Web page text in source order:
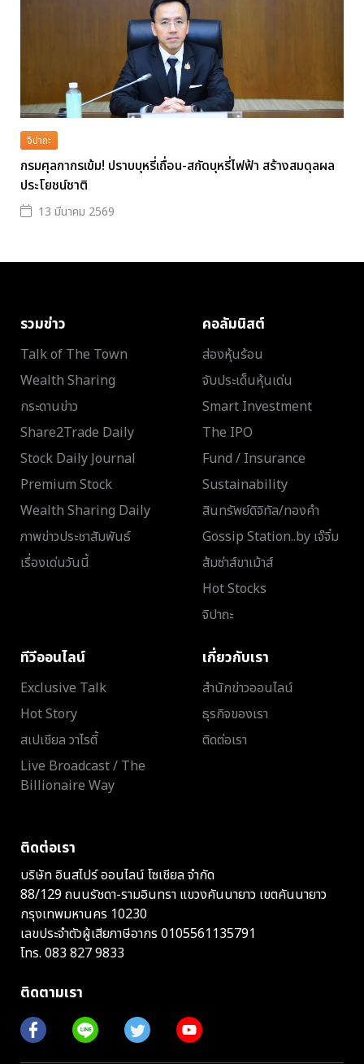
จิปาถะ
กรมศุลกากรเข้ม! ปราบบุหรี่เถื่อน-สกัดบุหรี่ไฟฟ้า สร้างสมดุลผล
ประโยชน์ชาติ
13 มีนาคม 2569
รวมข่าว
Talk of The Town
Wealth Sharing
กระดานข่าว
Share2Trade Daily
Stock Daily Journal
Premium Stock
Wealth Sharing Daily
ภาพข่าวประชาสัมพันธ์
เรื่องเด่นวันนี้
คอลัมนิสต์
ส่องหุ้นร้อน
จับประเด็นหุ้นเด่น
Smart Investment
The IPO
Fund / Insurance
Sustainability
สินทรัพย์ดิจิทัล/ทองคำ
Gossip Station..by เจ๊จิ๋ม
ส้มซ่าส์ขาเม้าส์
Hot Stocks
จิปาถะ
ทีวีออนไลน์
Exclusive Talk
Hot Story
สเปเชียล วาไรตี้
Live Broadcast / The
Billionaire Way
เกี่ยวกับเรา
สำนักข่าวออนไลน์
ธุรกิจของเรา
ติดต่อเรา
ติดต่อเรา
บริษัท อินสไปร์ ออนไลน์ โซเชียล จำกัด
88/129 ถนนรัชดา-รามอินทรา แขวงคันนายาว เขตคันนายาว
กรุงเทพมหานคร 10230
เลขประจำตัวผู้เสียภาษีอากร 0105561135791
โทร. 083 827 9833
ติดตามเรา